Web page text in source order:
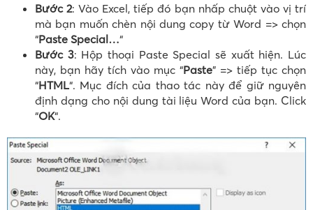
Bước 2: Vào Excel, tiếp đó bạn nhấp chuột vào vị trí
mà bạn muốn chèn nội dung copy từ Word => chọn
“Paste Special…“
Bước 3: Hộp thoại Paste Special sẽ xuất hiện. Lúc
này, bạn hãy tích vào mục “Paste” => tiếp tục chọn
“HTML“. Mục đích của thao tác này để giữ nguyên
định dạng cho nội dung tài liệu Word của bạn. Click
“OK“.